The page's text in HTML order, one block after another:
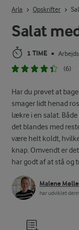
Salat
1 TIME •
(6)
Har du prøvet at
smager lidt henad
lækre i en salat.
det blandes med
være helt koldt,
knap. Omvendt er
har godt af at stå og
Malene
har udviklet
Arla Opskrifter